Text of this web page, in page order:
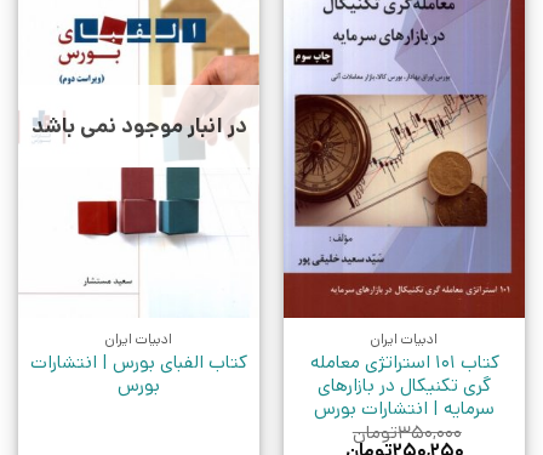
ادبیات ایران
کتاب ۱۰۱ استراتژی معامله
گری تکنیکال در بازارهای
سرمایه | انتشارات بورس
۳۵۰,۰۰۰تومان
در انبار موجود نمی باشد
ادبیات ایران
کتاب الفبای بورس | انتشارات
بورس